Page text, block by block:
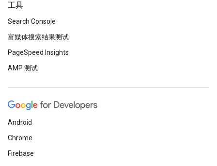
工具
Search Console
富媒体搜索结果测试
PageSpeed Insights
AMP 测试
Android
Chrome
Firebase